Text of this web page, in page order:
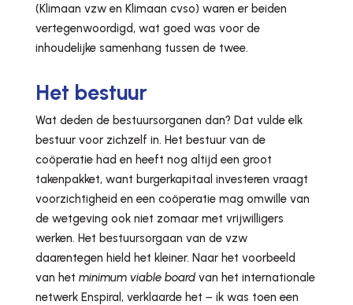
(Klimaan vzw en Klimaan cvso) waren er beiden
vertegenwoordigd, wat goed was voor de
inhoudelijke samenhang tussen de twee.
Het bestuur
Wat deden de bestuursorganen dan? Dat vulde elk
bestuur voor zichzelf in. Het bestuur van de
coöperatie had en heeft nog altijd een groot
takenpakket, want burgerkapitaal investeren vraagt
voorzichtigheid en een coöperatie mag omwille van
de wetgeving ook niet zomaar met vrijwilligers
werken. Het bestuursorgaan van de vzw
daarentegen hield het kleiner. Naar het voorbeeld
van het minimum viable board van het internationale
netwerk Enspiral, verklaarde het − ik was toen een